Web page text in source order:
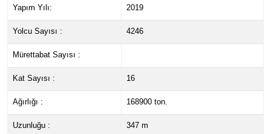
Yapım Yılı: 2019
Yolcu Sayısı : 4246
Mürettabat Sayısı :
Kat Sayısı : 16
Ağırlığı : 168900 ton.
Uzunluğu : 347 m